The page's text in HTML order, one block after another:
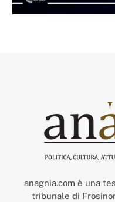
anagnia.com è una
tribunale di